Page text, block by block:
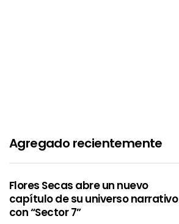
Agregado recientemente
Flores Secas abre un nuevo
capítulo de su universo narrativo
con “Sector 7”